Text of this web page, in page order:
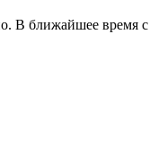
В ближайшее время с